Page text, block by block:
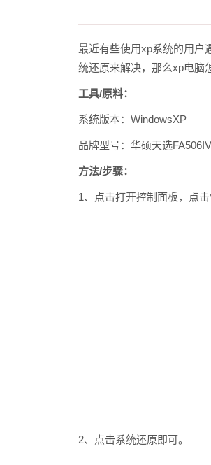
最近有些使用xp系统的用户
统还原来解决，那么xp电脑
工具/原料：
系统版本：WindowsXP
品牌型号：华硕天选FA506IV
方法/步骤：
1、点击打开控制面板，点击
2、点击系统还原即可。